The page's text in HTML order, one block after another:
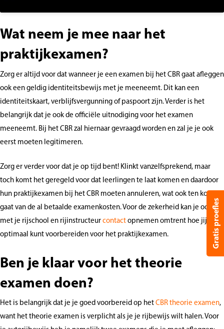
Gratis proefles
Wat neem je mee naar het
praktijkexamen?
Zorg er altijd voor dat wanneer je een examen bij het CBR gaat afleggen
ook een geldig identiteitsbewijs met je meeneemt. Dit kan een
identiteitskaart, verblijfsvergunning of paspoort zijn. Verder is het
belangrijk dat je ook de officiële uitnodiging voor het examen
meeneemt. Bij het CBR zal hiernaar gevraagd worden en zal je je ook
eerst moeten legitimeren.
Zorg er verder voor dat je op tijd bent! Klinkt vanzelfsprekend, maar
toch komt het geregeld voor dat leerlingen te laat komen en daardoor
hun praktijkexamen bij het CBR moeten annuleren, wat ook ten koste
gaat van de al betaalde examenkosten. Voor de zekerheid kan je ook
met je rijschool en rijinstructeurcontactopnemen omtrent hoe jij je
optimaal kunt voorbereiden voor het praktijkexamen.
Ben je klaar voor het theorie
examen doen?
Het is belangrijk dat je je goed voorbereid op hetCBR theorie examen,
want het theorie examen is verplicht als je je rijbewijs wilt halen. Voor